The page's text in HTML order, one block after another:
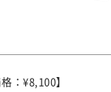
：¥8,100】